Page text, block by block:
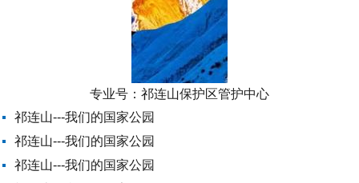
专业号： 祁连山保护区管护中心
祁连山---我们的国家公园
祁连山---我们的国家公园
祁连山---我们的国家公园